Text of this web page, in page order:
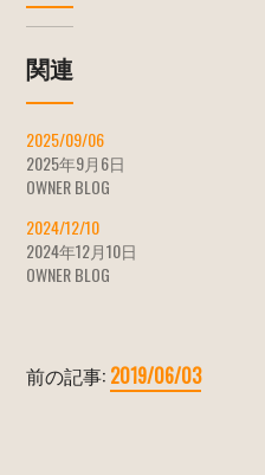
関連
2025/09/06
2025年9月6日
OWNER BLOG
2024/12/10
2024年12月10日
OWNER BLOG
前の記事: 2019/06/03